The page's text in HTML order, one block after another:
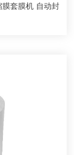
套膜机 自动封